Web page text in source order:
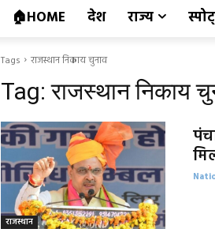
🏠HOME देश राज्य
Tags राजस्थान निकाय चुनाव
Tag:राजस्थान निकाय
राजस्थान